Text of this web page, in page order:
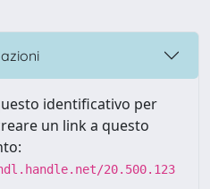
identificativo per
un link a questo
20.500.123